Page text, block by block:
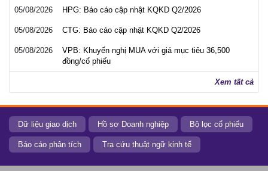
05/08/2026 HPG: Báo cáo cập nhật KQKD Q2/2026
05/08/2026 CTG: Báo cáo cập nhật KQKD Q2/2026
05/08/2026
VPB: Khuyến nghị MUA với giá mục tiêu 36,500
đồng/cổ phiếu
Xem tất cả
Dữ liệu giao dịch Hồ sơ Doanh nghiệp Bộ lọc cổ phiếu
Báo cáo phân tích Tra cứu thuật ngữ kinh tế